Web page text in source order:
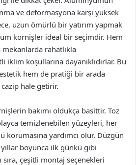
ve deformasyona karşı yüksek
uzun ömürlü bir yatırım yapmak
kornişler ideal bir seçimdir. Hem
rahatlıkla
iklim koşullarına dayanıklıdırlar. Bu
hem de pratiği bir arada
hale getirir.
bakımı oldukça basittir. Toz
temizlenebilen yüzeyleri, her
korumasına yardımcı olur. Düzgün
boyunca ilk günkü gibi
çeşitli montaj seçenekleri